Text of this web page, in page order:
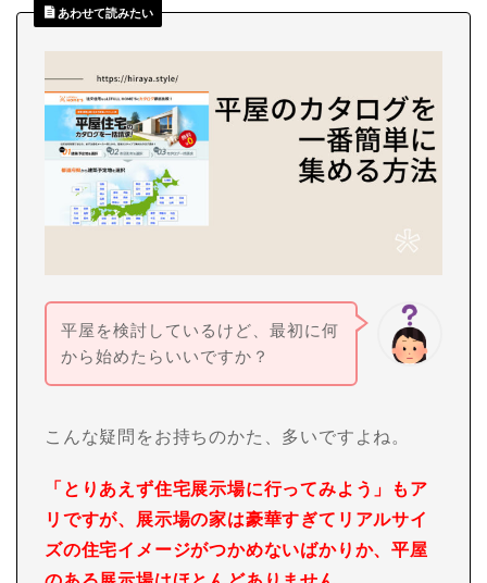
あわせて読みたい
平屋を検討しているけど、最初に何
から始めたらいいですか？
こんな疑問をお持ちのかた、多いですよね。
「とりあえず住宅展示場に行ってみよう」もア
リですが、展示場の家は豪華すぎてリアルサイ
ズの住宅イメージがつかめないばかりか、平屋